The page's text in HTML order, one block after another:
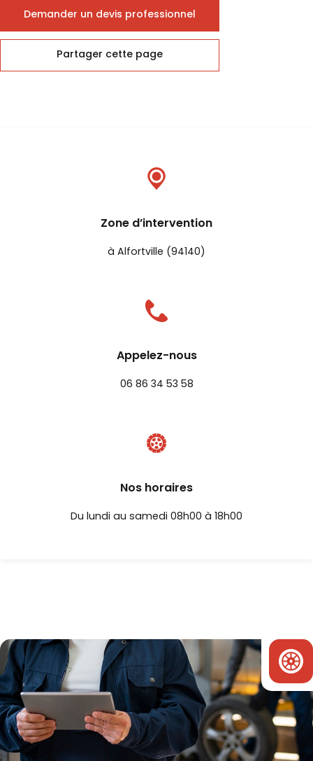
Demander un devis professionnel
Partager cette page
Zone d’intervention
à Alfortville (94140)
Appelez-nous
06 86 34 53 58
Nos horaires
Du lundi au samedi 08h00 à 18h00